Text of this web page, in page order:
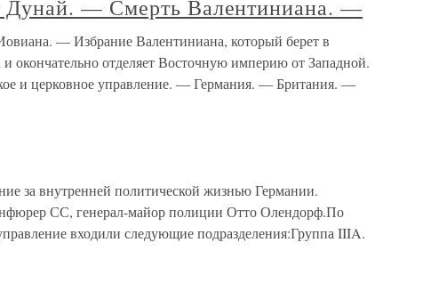
— Смерть Валентиниана. —
— Избрание Валентиниана, который берет в
и окончательно отделяет Восточную империю от Западной.
и церковное управление. — Германия. — Британия. —
за внутренней политической жизнью Германии.
СС, генерал-майор полиции Отто Олендорф.По
входили следующие подразделения:Группа IIIA.